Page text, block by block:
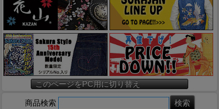
このページをPC用に切り替え
商品検索